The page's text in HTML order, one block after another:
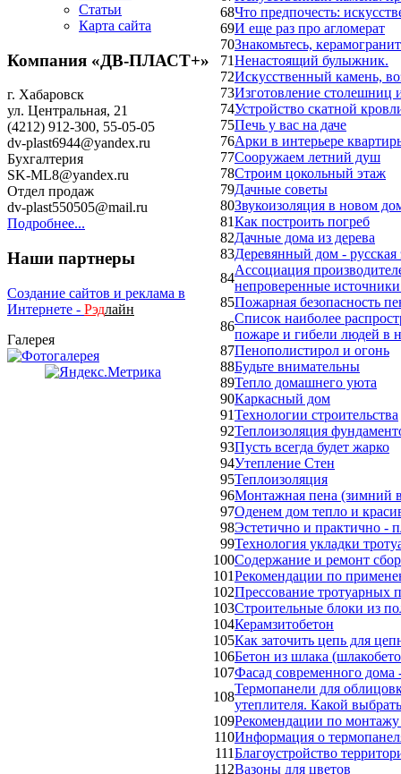
Статьи
Карта сайта
Компания «ДВ-ПЛАСТ+»
г. Хабаровск
ул. Центральная, 21
(4212) 912-300, 55-05-05
dv-plast6944@yandex.ru
Бухгалтерия
SK-ML8@yandex.ru
Отдел продаж
dv-plast550505@mail.ru
Подробнее...
Наши партнеры
Создание сайтов и реклама в
Интернете - Рэдлайн
Галерея
68Что предпочесть:
69И еще раз про агломерат
70Знакомьтесь,
71Ненастоящий булыжник.
72Искусственный камень,
73Изготовление столешниц
74Устройство скатной
75Печь у вас на даче
76Арки в интерьере
77Сооружаем летний душ
78Строим цокольный этаж
79Дачные советы
80Звукоизоляция в новом
81Как построить погреб
82Дачные дома из дерева
83Деревянный дом - русская
84
Ассоциация
непроверенные
85Пожарная безопасность
86
Список наиболее
пожаре и гибели людей в
87Пенополистирол и огонь
88Будьте внимательны
89Тепло домашнего уюта
90Каркасный дом
91Технологии строительства
92Теплоизоляция
93Пусть всегда будет жарко
94Утепление Стен
95Теплоизоляция
96Монтажная пена (зимний
97Оденем дом тепло и
98Эстетично и практично -
99Технология укладки
100Содержание и ремонт
101Рекомендации по
102Прессование тротуарных
103Строительные блоки из
104Керамзитобетон
105Как заточить цепь для
106Бетон из шлака
107Фасад современного дома
108
Термопанели для
утеплителя. Какой
109Рекомендации по
110Информация о
111Благоустройство
112Вазоны для цветов